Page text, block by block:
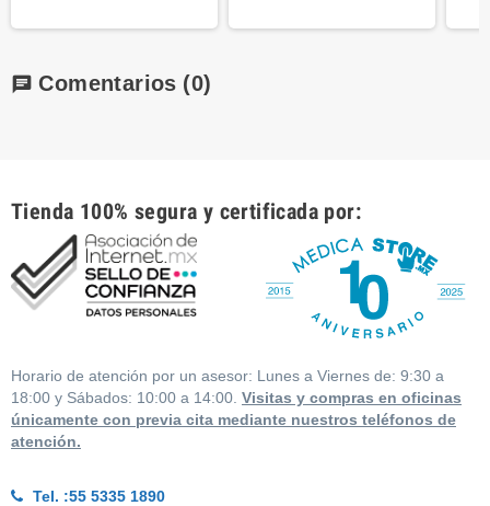
chat Comentarios (0)
Tienda 100% segura y certificada por:
Horario de atención por un asesor: Lunes a Viernes de: 9:30 a
18:00 y Sábados: 10:00 a 14:00. Visitas y compras en oficinas
únicamente con previa cita mediante nuestros teléfonos de
atención.
Tel. :55 5335 1890